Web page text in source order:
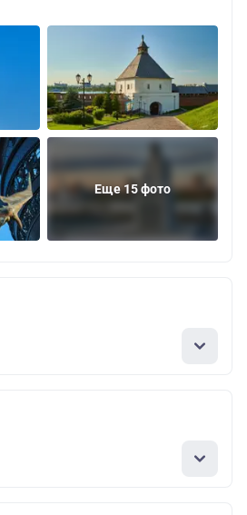
Еще 15 фото